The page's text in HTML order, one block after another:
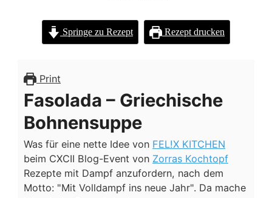
–
GRIECHISCHE
BOHNENSUPPE
Springe zu Rezept Rezept drucken
Print
Fasolada – Griechische
Bohnensuppe
Was für eine nette Idee von FEL!X KITCHEN
beim CXCII Blog-Event von Zorras Kochtopf
Rezepte mit Dampf anzufordern, nach dem
Motto: "Mit Volldampf ins neue Jahr". Da mache